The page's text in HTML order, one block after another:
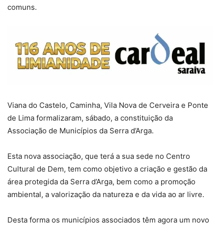
comuns.
Viana do Castelo, Caminha, Vila Nova de Cerveira e Ponte
de Lima formalizaram, sábado, a constituição da
Associação de Municípios da Serra d’Arga.
Esta nova associação, que terá a sua sede no Centro
Cultural de Dem, tem como objetivo a criação e gestão da
área protegida da Serra d’Arga, bem como a promoção
ambiental, a valorização da natureza e da vida ao ar livre.
Desta forma os municípios associados têm agora um novo